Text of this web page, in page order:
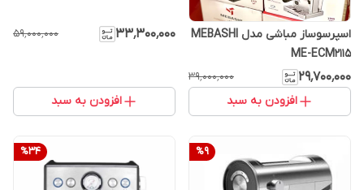
اسپرسوساز مباشی مدل MEBASHI
ME-ECM2115
۲۹٬۷۰۰٬۰۰۰ ۳۹٬۰۰۰٬۰۰۰
افزودن به سبد
۳۳٬۳۰۰٬۰۰۰ ۵۹٬۰۰۰٬۰۰۰
افزودن به سبد
%9
%34